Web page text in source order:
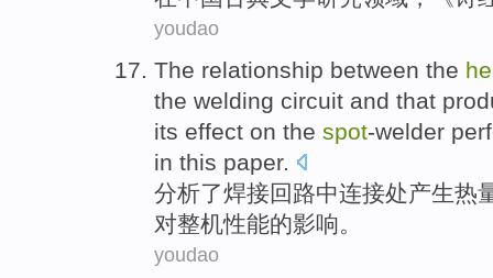
youdao
The relationship between the
the welding circuit and that
its effect on the spot-welder
in this paper.
分析了焊接回路中连接处产生热
对整机性能的影响。
youdao